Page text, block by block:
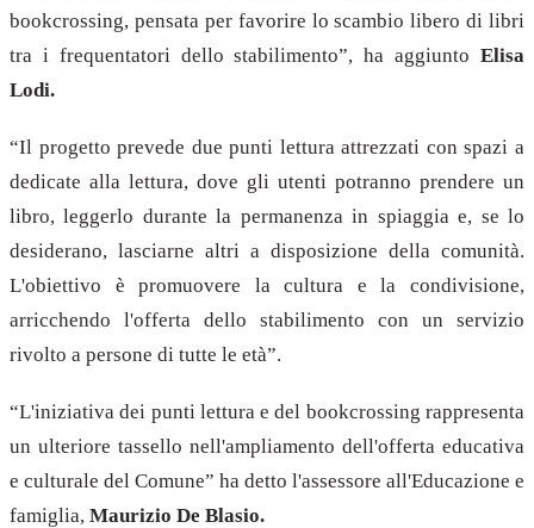
bookcrossing, pensata per favorire lo scambio libero di libri
tra i frequentatori dello stabilimento”, ha aggiunto Elisa
Lodi.
“Il progetto prevede due punti lettura attrezzati con spazi a
dedicate alla lettura, dove gli utenti potranno prendere un
libro, leggerlo durante la permanenza in spiaggia e, se lo
desiderano, lasciarne altri a disposizione della comunità.
L'obiettivo è promuovere la cultura e la condivisione,
arricchendo l'offerta dello stabilimento con un servizio
rivolto a persone di tutte le età”.
“L'iniziativa dei punti lettura e del bookcrossing rappresenta
un ulteriore tassello nell'ampliamento dell'offerta educativa
e culturale del Comune” ha detto l'assessore all'Educazione e
famiglia, Maurizio De Blasio.